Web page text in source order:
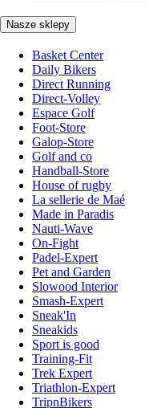
Nasze sklepy
Basket Center
Daily Bikers
Direct Running
Direct-Volley
Espace Golf
Foot-Store
Galop-Store
Golf and co
Handball-Store
House of rugby
La sellerie de Maé
Made in Paradis
Nauti-Wave
On-Fight
Padel-Expert
Pet and Garden
Slowood Interior
Smash-Expert
Sneak'In
Sneakids
Sport is good
Training-Fit
Trek Expert
Triathlon-Expert
TripnBikers